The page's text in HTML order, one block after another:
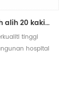
hospital kontena tentera kabin mudah alih 20 kaki berkualiti tinggi di rumah prefab
tinggi
hospital